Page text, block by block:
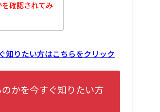
確認されてみ
知りたい方はこちらをクリック
かを今すぐ知りたい方